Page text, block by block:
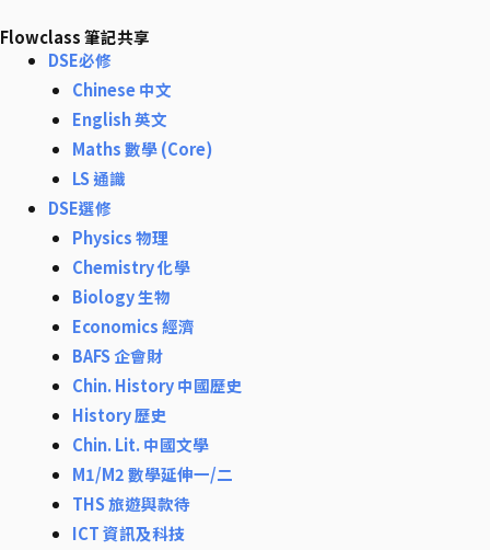
to
content
Flowclass 筆記共享
DSE必修
Chinese 中文
English 英文
Maths 數學 (Core)
LS 通識
DSE選修
Physics 物理
Chemistry 化學
Biology 生物
Economics 經濟
BAFS 企會財
Chin. History 中國歷史
History 歷史
Chin. Lit. 中國文學
M1/M2 數學延伸一/二
THS 旅遊與款待
ICT 資訊及科技